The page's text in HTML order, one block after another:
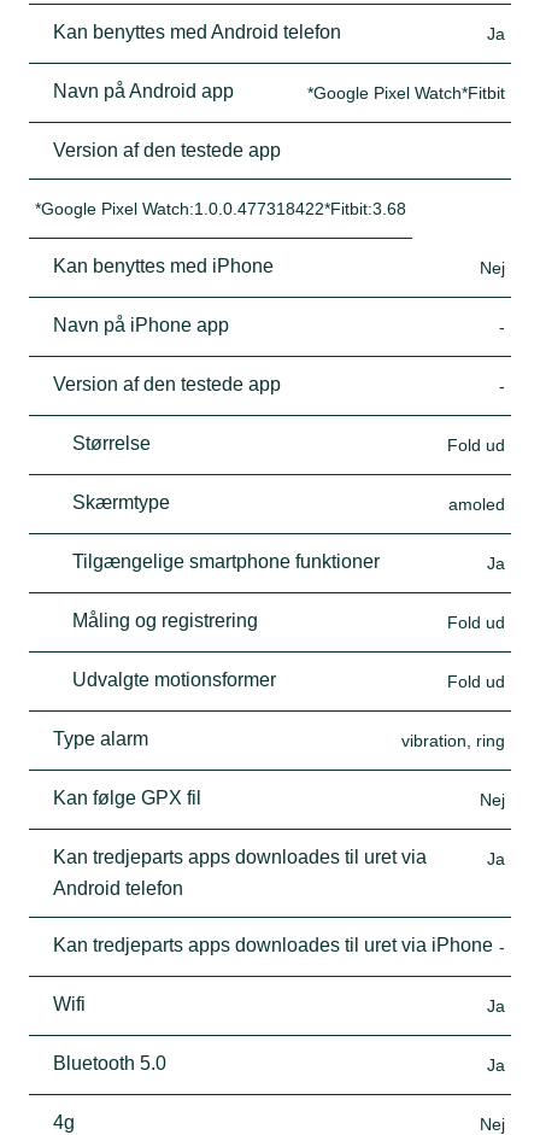
Kan benyttes med Android telefon Ja
Navn på Android app *Google Pixel Watch*Fitbit
Version af den testede app
*Google Pixel Watch:1.0.0.477318422*Fitbit:3.68
Kan benyttes med iPhone Nej
Navn på iPhone app -
Version af den testede app -
Størrelse Fold ud
Skærmtype amoled
Tilgængelige smartphone funktioner Ja
Måling og registrering Fold ud
Udvalgte motionsformer Fold ud
Type alarm vibration, ring
Kan følge GPX fil Nej
Kan tredjeparts apps downloades til uret via
Android telefon
Ja
Kan tredjeparts apps downloades til uret via iPhone -
Wifi Ja
Bluetooth 5.0 Ja
4g Nej